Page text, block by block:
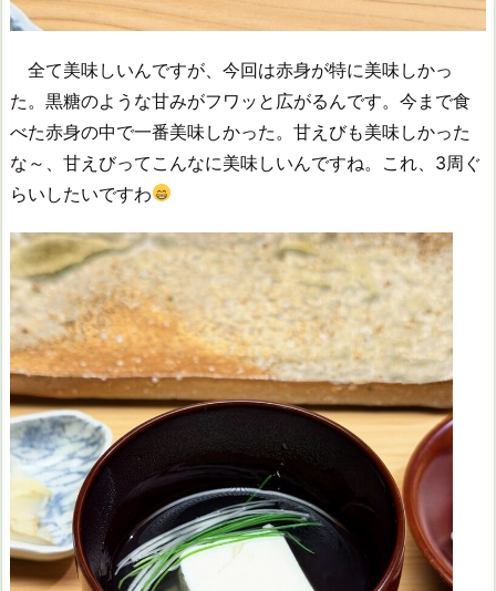
全て美味しいんですが、今回は赤身が特に美味しかっ
た。黒糖のような甘みがフワッと広がるんです。今まで食
べた赤身の中で一番美味しかった。甘えびも美味しかった
な～、甘えびってこんなに美味しいんですね。これ、3周ぐ
らいしたいですわ